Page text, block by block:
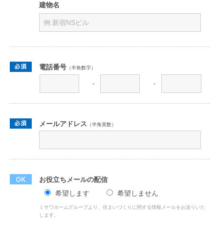
建物名
電話番号 （半角数字）
- -
メールアドレス （半角英数）
お役立ちメールの配信
希望します
希望しません
ミサワホームグループより、住まいづくりに関する情報メールをお送りいた
します。